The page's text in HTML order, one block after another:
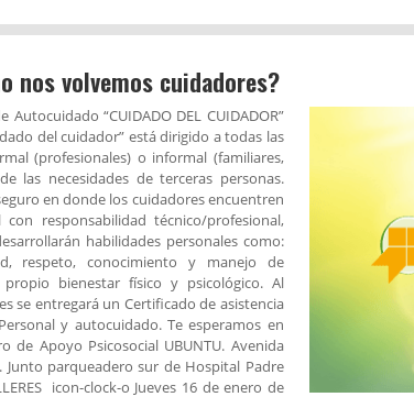
nos volvemos cuidadores?
“CUIDADO DEL CUIDADOR”
del cuidador” está dirigido a todas las
(profesionales) o informal (familiares,
las necesidades de terceras personas.
en donde los cuidadores encuentren
responsabilidad técnico/profesional,
habilidades personales como:
respeto, conocimiento y manejo de
bienestar físico y psicológico. Al
se entregará un Certificado de asistencia
y autocuidado. Te esperamos en
de Apoyo Psicosocial UBUNTU. Avenida
Junto parqueadero sur de Hospital Padre
icon-clock-o Jueves 16 de enero de